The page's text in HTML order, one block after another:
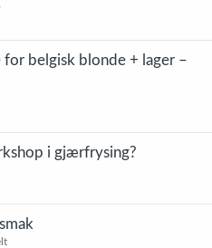
for belgisk blonde + lager –
i gjærfrysing?